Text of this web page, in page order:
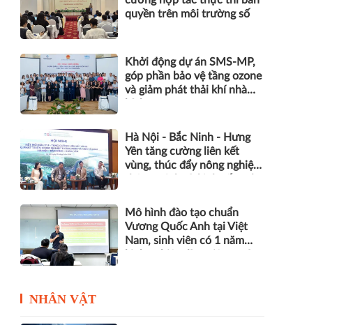
quyền trên môi trường số
Khởi động dự án SMS-MP,
góp phần bảo vệ tầng ozone
và giảm phát thải khí nhà
Hà Nội - Bắc Ninh - Hưng
Yên tăng cường liên kết
vùng, thúc đẩy nông nghiệp
Mô hình đào tạo chuẩn
Vương Quốc Anh tại Việt
Nam, sinh viên có 1 năm
NHÂN VẬT